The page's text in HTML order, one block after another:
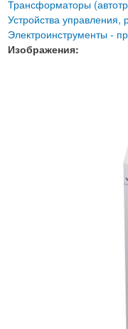
Трансформаторы
Устройства
Электроинструменты -
Изображения: